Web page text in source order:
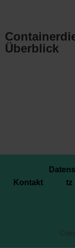
Überblick
Kontakt
tz